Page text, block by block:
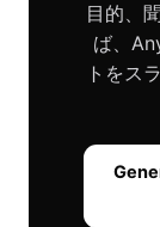
目的、
ば、
トをス